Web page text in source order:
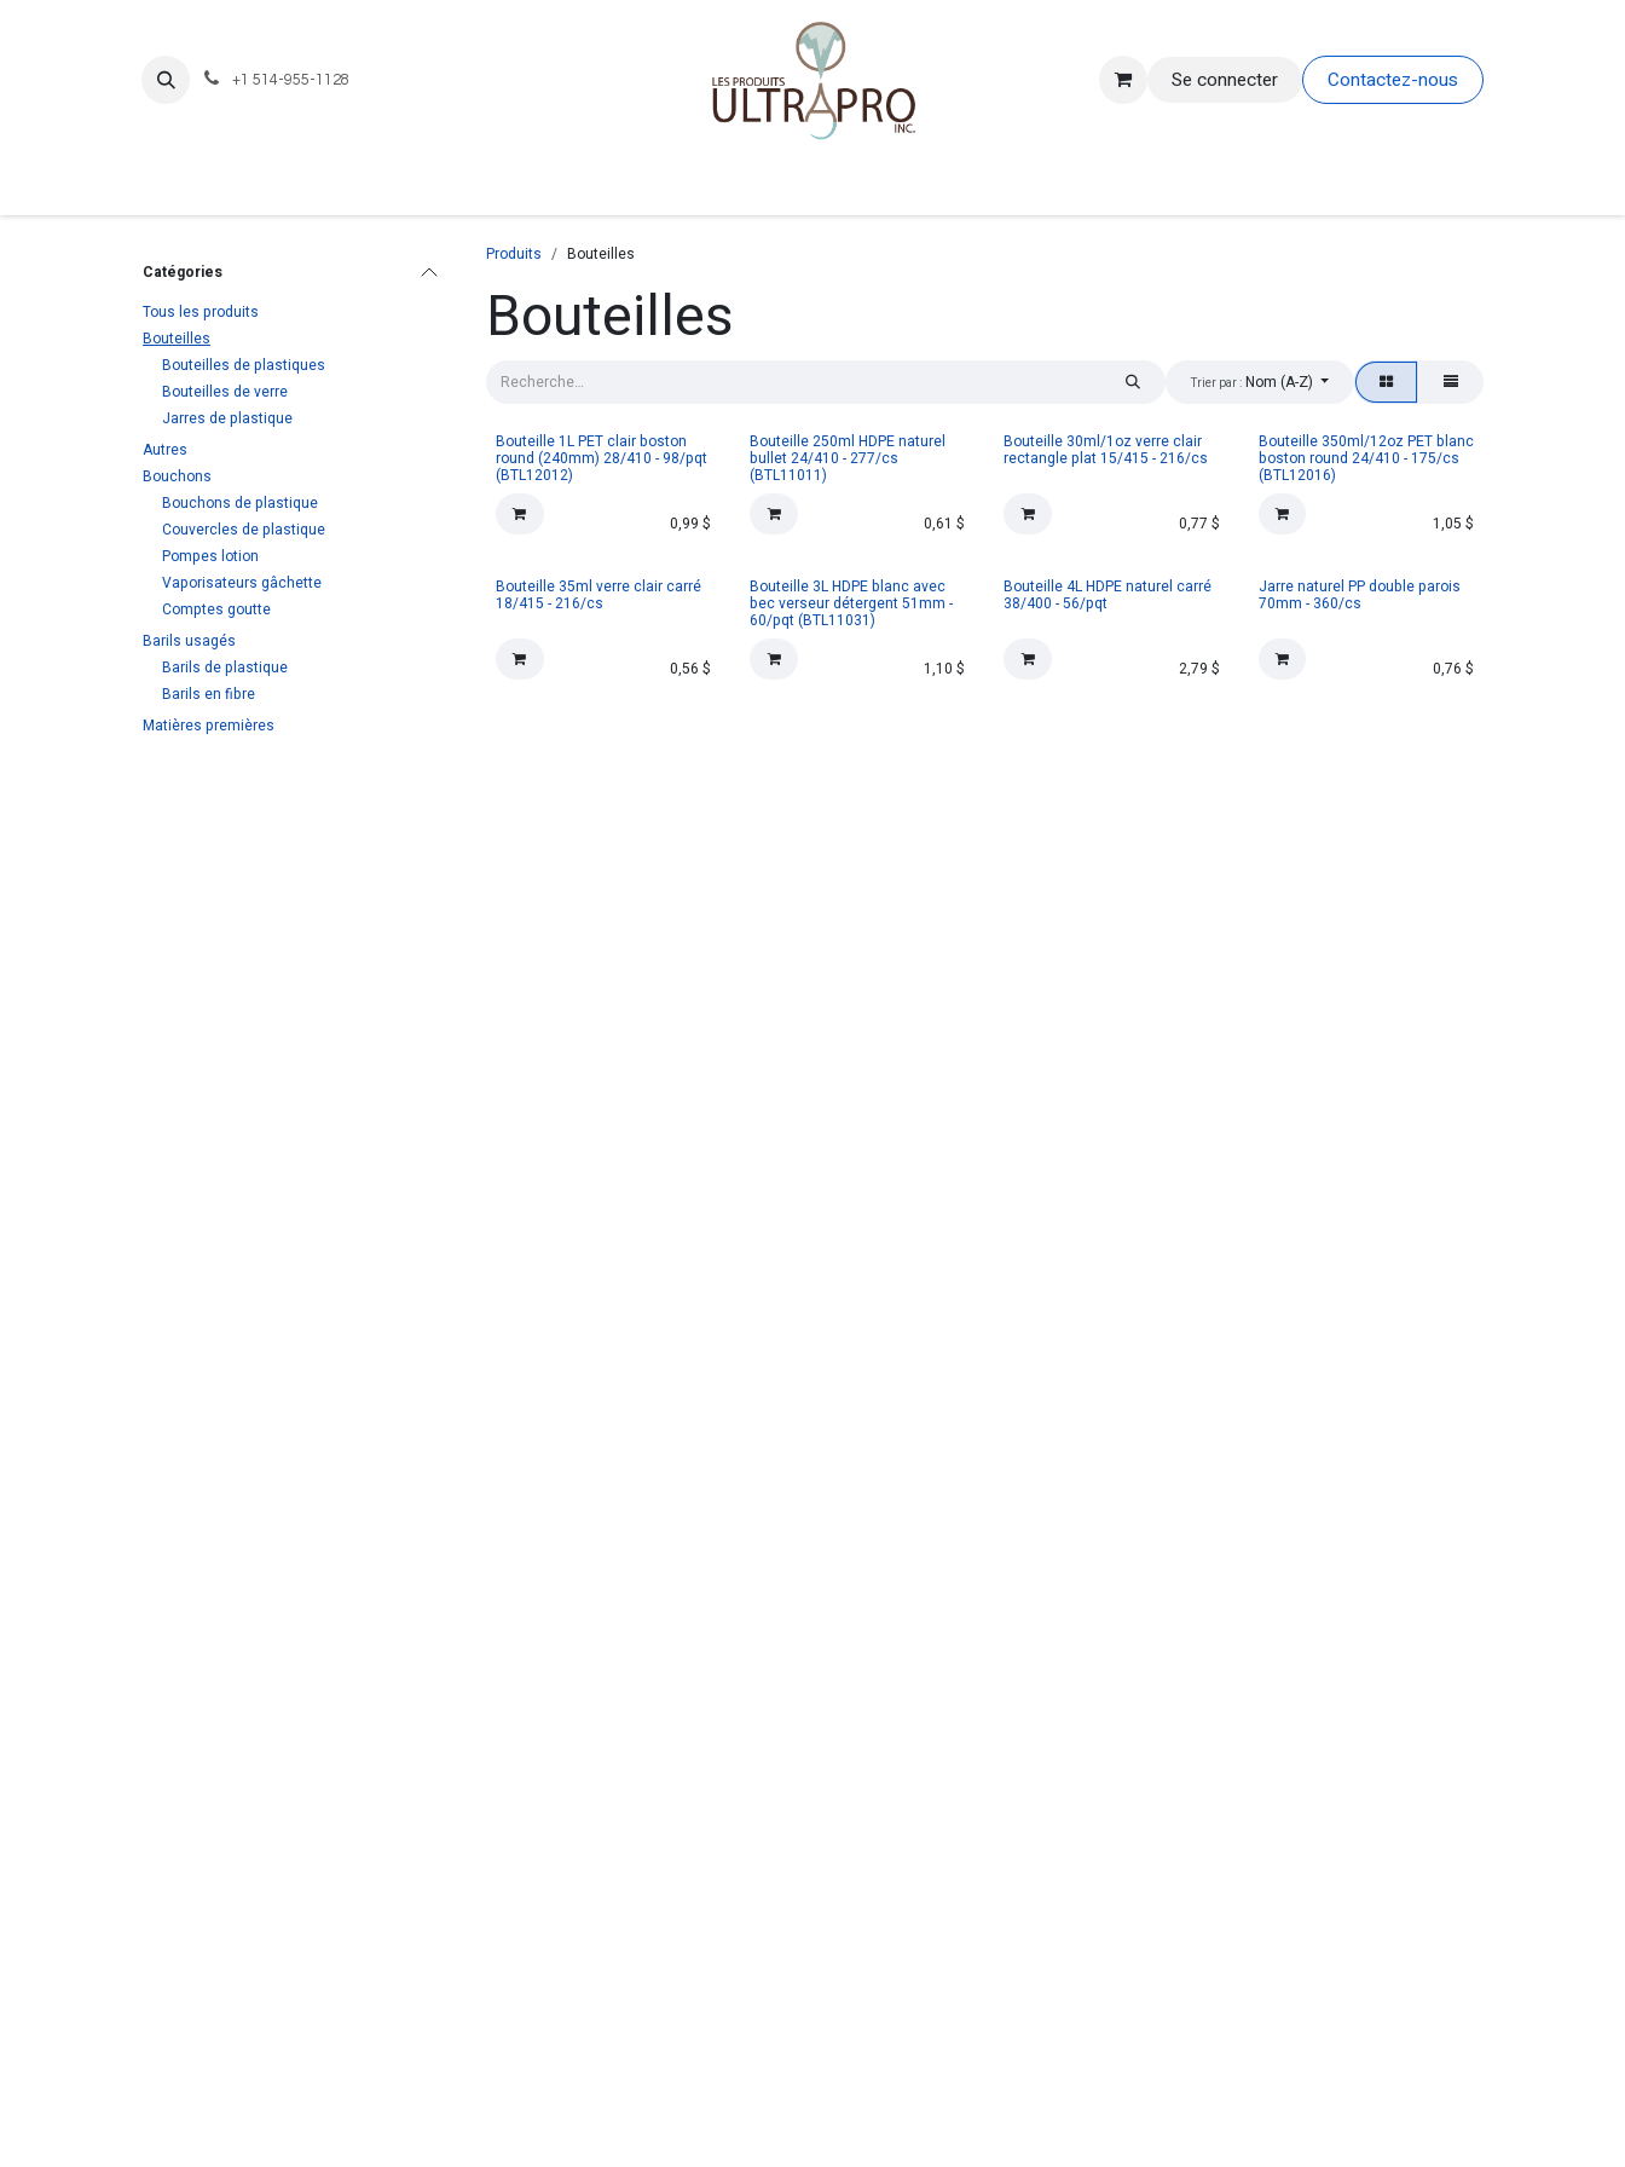
+1 514-955-1128 Se connecter Contactez-nous
Catégories
Tous les produits
Bouteilles
Bouteilles de plastiques
Bouteilles de verre
Jarres de plastique
Autres
Bouchons
Bouchons de plastique
Couvercles de plastique
Pompes lotion
Vaporisateurs gâchette
Comptes goutte
Barils usagés
Barils de plastique
Barils en fibre
Matières premières
Produits Bouteilles
Bouteilles
Trier par : Nom (A-Z)
Bouteille 1L PET clair boston
round (240mm) 28/410 - 98/pqt
(BTL12012)
0,99 $
Bouteille 250ml HDPE naturel
bullet 24/410 - 277/cs
(BTL11011)
0,61 $
Bouteille 30ml/1oz verre clair
rectangle plat 15/415 - 216/cs
0,77 $
IR
Bouteille 350ml/12oz PET blanc
boston round 24/410 - 175/cs
(BTL12016)
1,05 $
Bouteille 35ml verre clair carré
18/415 - 216/cs
0,56 $
Bouteille 3L HDPE blanc avec
bec verseur détergent 51mm -
60/pqt (BTL11031)
1,10 $
Bouteille 4L HDPE naturel carré
38/400 - 56/pqt
2,79 $
Jarre naturel PP double parois
70mm - 360/cs
0,76 $